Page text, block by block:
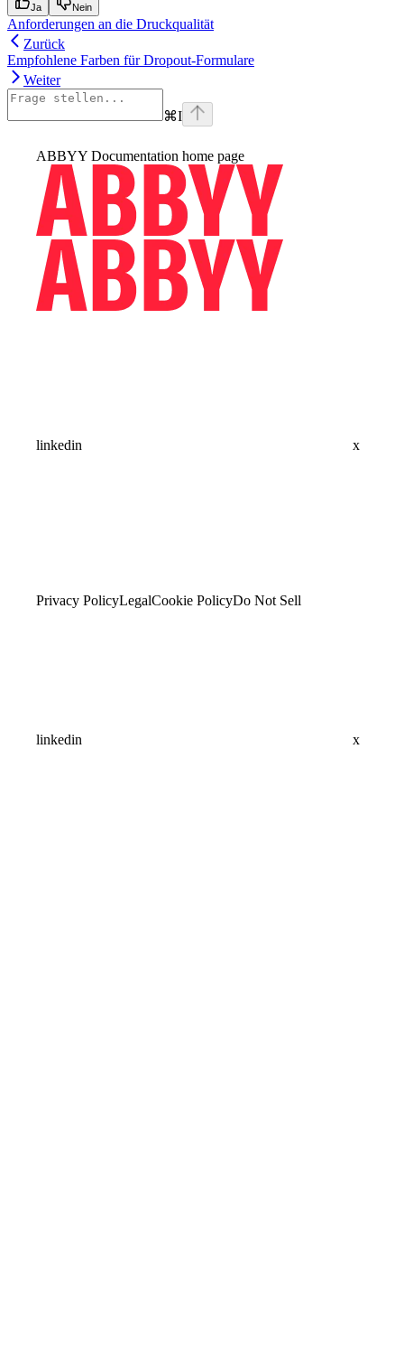
Ja Nein
Anforderungen an die Druckqualität
Zurück
Empfohlene Farben für Dropout-Formulare
Weiter
⌘I
ABBYY Documentation home page
linkedin x
Privacy PolicyLegalCookie PolicyDo Not Sell
linkedin x